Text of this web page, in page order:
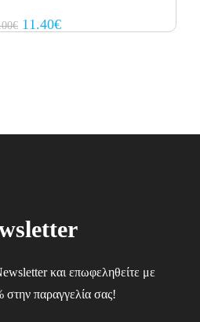
€ Original
price
11.40€Current
price
και επωφεληθείτε με
παραγγελία σας!